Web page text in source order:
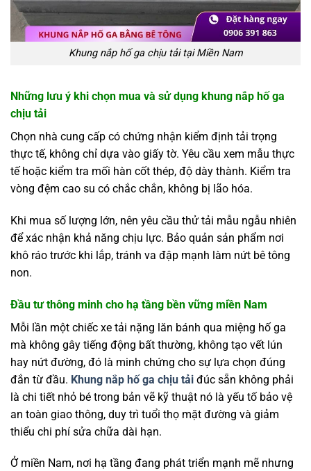
Khung nắp hố ga chịu tải tại Miền Nam
Những lưu ý khi chọn mua và sử dụng khung nắp hố ga
chịu tải
Chọn nhà cung cấp có chứng nhận kiểm định tải trọng
thực tế, không chỉ dựa vào giấy tờ. Yêu cầu xem mẫu thực
tế hoặc kiểm tra mối hàn cốt thép, độ dày thành. Kiểm tra
vòng đệm cao su có chắc chắn, không bị lão hóa.
Khi mua số lượng lớn, nên yêu cầu thử tải mẫu ngẫu nhiên
để xác nhận khả năng chịu lực. Bảo quản sản phẩm nơi
khô ráo trước khi lắp, tránh va đập mạnh làm nứt bê tông
non.
Đầu tư thông minh cho hạ tầng bền vững miền Nam
Mỗi lần một chiếc xe tải nặng lăn bánh qua miệng hố ga
mà không gây tiếng động bất thường, không tạo vết lún
hay nứt đường, đó là minh chứng cho sự lựa chọn đúng
đắn từ đầu. Khung nắp hố ga chịu tải đúc sẵn không phải
là chi tiết nhỏ bé trong bản vẽ kỹ thuật nó là yếu tố bảo vệ
an toàn giao thông, duy trì tuổi thọ mặt đường và giảm
thiểu chi phí sửa chữa dài hạn.
Ở miền Nam, nơi hạ tầng đang phát triển mạnh mẽ nhưng